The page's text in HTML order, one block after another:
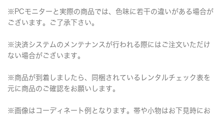
※PCモニターと実際の商品では、色味に若干の違いがある場合が
ございます。ご了承下さい。
※決済システムのメンテナンスが行われる際にはご注文いただけ
ない場合がございます。
※商品が到着しましたら、同梱されているレンタルチェック表を
元に商品のご確認をお願いします。
※画像はコーディネート例となります。帯や小物はお下見時にお